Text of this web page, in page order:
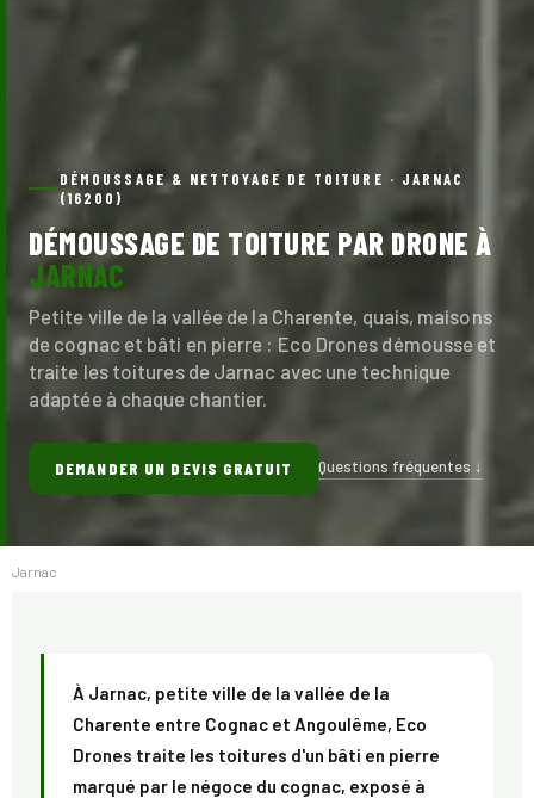
DÉMOUSSAGE & NETTOYAGE DE TOITURE · JARNAC
(16200)
DÉMOUSSAGE DE TOITURE PAR DRONE À
JARNAC
Petite ville de la vallée de la Charente, quais, maisons
de cognac et bâti en pierre : Eco Drones démousse et
traite les toitures de Jarnac avec une technique
adaptée à chaque chantier.
DEMANDER UN DEVIS GRATUIT Questions fréquentes ↓
Jarnac
À Jarnac, petite ville de la vallée de la
Charente entre Cognac et Angoulême, Eco
Drones traite les toitures d'un bâti en pierre
marqué par le négoce du cognac, exposé à